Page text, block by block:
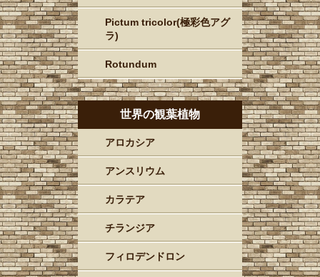
Pictum tricolor(極彩色アグ
ラ)
Rotundum
世界の観葉植物
アロカシア
アンスリウム
カラテア
チランジア
フィロデンドロン